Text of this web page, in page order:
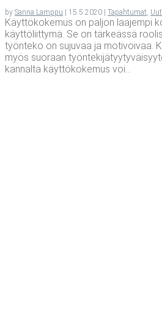
by Sanna Lamppu | 15.5.2020 | Tapahtumat
Käyttökokemus on paljon laajempi
käyttöliittymä. Se on tärkeässä
työnteko on sujuvaa ja motivoivaa.
myös suoraan
kannalta käyttökokemus voi...